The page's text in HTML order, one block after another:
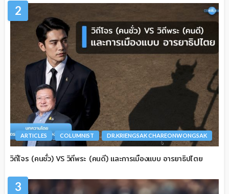
2
ARTICLES COLUMNIST DR.KRIENGSAK CHAREONWONGSAK
วิถีโจร (คนชั่ว) VS วิถีพระ (คนดี) และการเมืองแบบ อารยาธิปไตย
3